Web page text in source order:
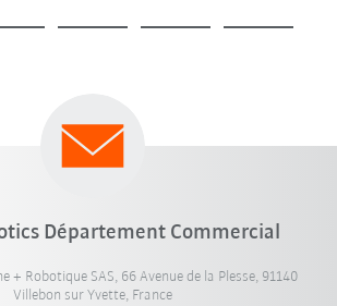
Département Commercial
+ Robotique SAS, 66 Avenue de la Plesse, 91140
Villebon sur Yvette, France